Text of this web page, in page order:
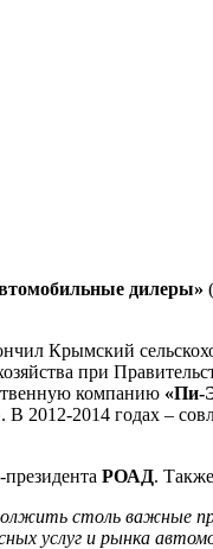
дилеры» (
Крымский
при
компанию «Пи-
. В 2012-2014 годах –
РОАД.
столь важные
услуг и рынка